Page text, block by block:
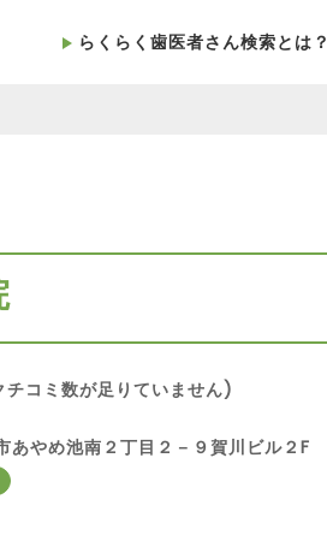
らくらく歯医者さん検索とは？
コミ数が足りていません)
やめ池南２丁目２－９賀川ビル２F